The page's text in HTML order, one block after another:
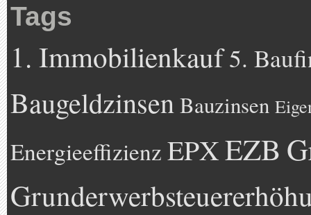
Tags
1. Immobilienkauf5.
BaugeldzinsenBauzinsen
Energieeffizienz EPXEZB